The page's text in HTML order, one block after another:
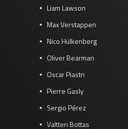
Liam Lawson
Max Verstappen
Nico Hülkenberg
Oliver Bearman
Oscar Piastri
Pierre Gasly
Sergio Pérez
Valtteri Bottas